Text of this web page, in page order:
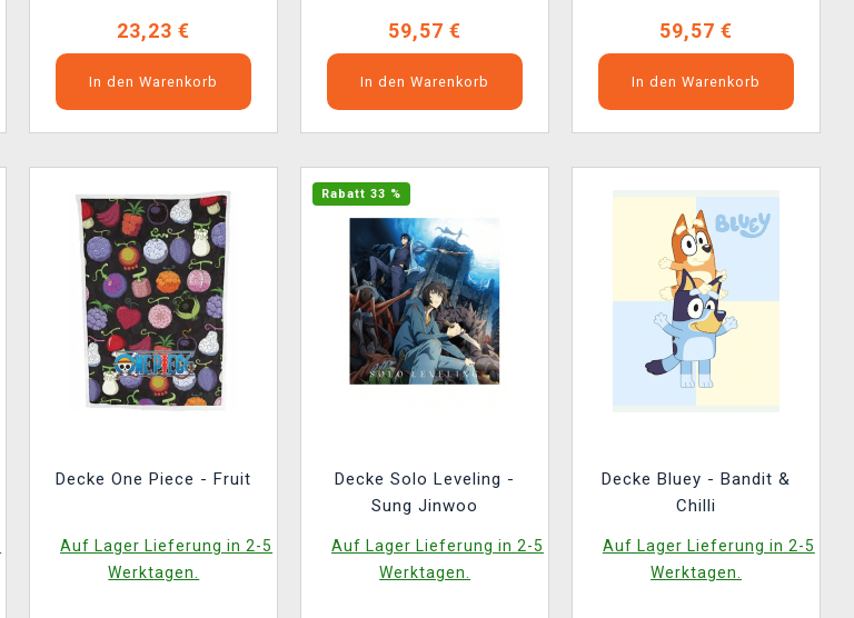
23,23 €
In den Warenkorb
59,57 €
In den Warenkorb
59,57 €
In den Warenkorb
Decke One Piece - Fruit
Auf Lager Lieferung in 2-5
Werktagen.
Rabatt 33 %
Decke Solo Leveling -
Sung Jinwoo
Auf Lager Lieferung in 2-5
Werktagen.
Decke Bluey - Bandit &
Chilli
Auf Lager Lieferung in 2-5
Werktagen.